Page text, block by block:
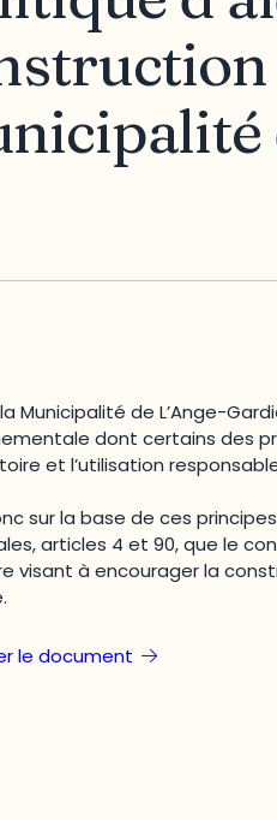
la Municipalité de L’Ange-
dont certains des
et l’utilisation
sur la base de ces
articles 4 et 90, que le
visant à encourager la
le document